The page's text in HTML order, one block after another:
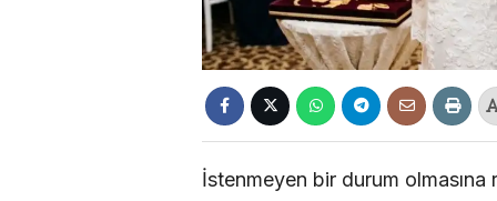
İstenmeyen bir durum